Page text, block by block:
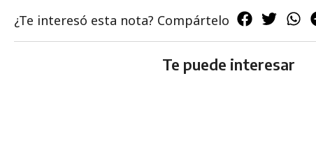
¿Te interesó esta nota? Compártelo
Te puede interesar